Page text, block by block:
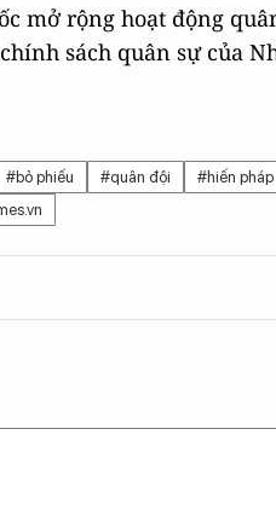
mở rộng hoạt động
sách quân sự của
#bỏ phiếu #quân đội #hiến pháp